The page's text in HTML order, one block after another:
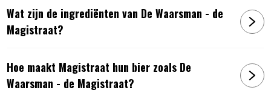
Wat zijn de ingrediënten van De Waarsman - de
Magistraat?
Hoe maakt Magistraat hun bier zoals De
Waarsman - de Magistraat?